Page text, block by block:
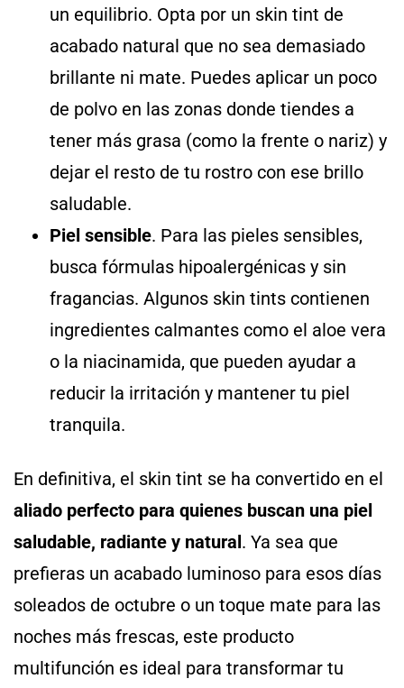
un equilibrio. Opta por un skin tint de
acabado natural que no sea demasiado
brillante ni mate. Puedes aplicar un poco
de polvo en las zonas donde tiendes a
tener más grasa (como la frente o nariz) y
dejar el resto de tu rostro con ese brillo
saludable.
Piel sensible. Para las pieles sensibles,
busca fórmulas hipoalergénicas y sin
fragancias. Algunos skin tints contienen
ingredientes calmantes como el aloe vera
o la niacinamida, que pueden ayudar a
reducir la irritación y mantener tu piel
tranquila.
En definitiva, el skin tint se ha convertido en el
aliado perfecto para quienes buscan una piel
saludable, radiante y natural. Ya sea que
prefieras un acabado luminoso para esos días
soleados de octubre o un toque mate para las
noches más frescas, este producto
multifunción es ideal para transformar tu